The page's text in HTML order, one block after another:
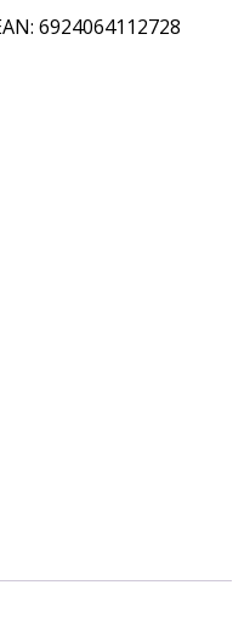
6924064112728